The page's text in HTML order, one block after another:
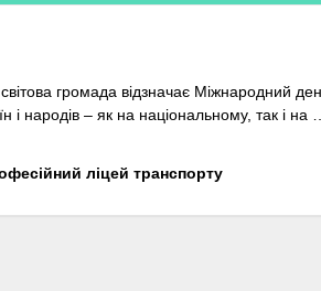
громада відзначає Міжнародний
і народів – як на національному, так і
ліцей транспорту